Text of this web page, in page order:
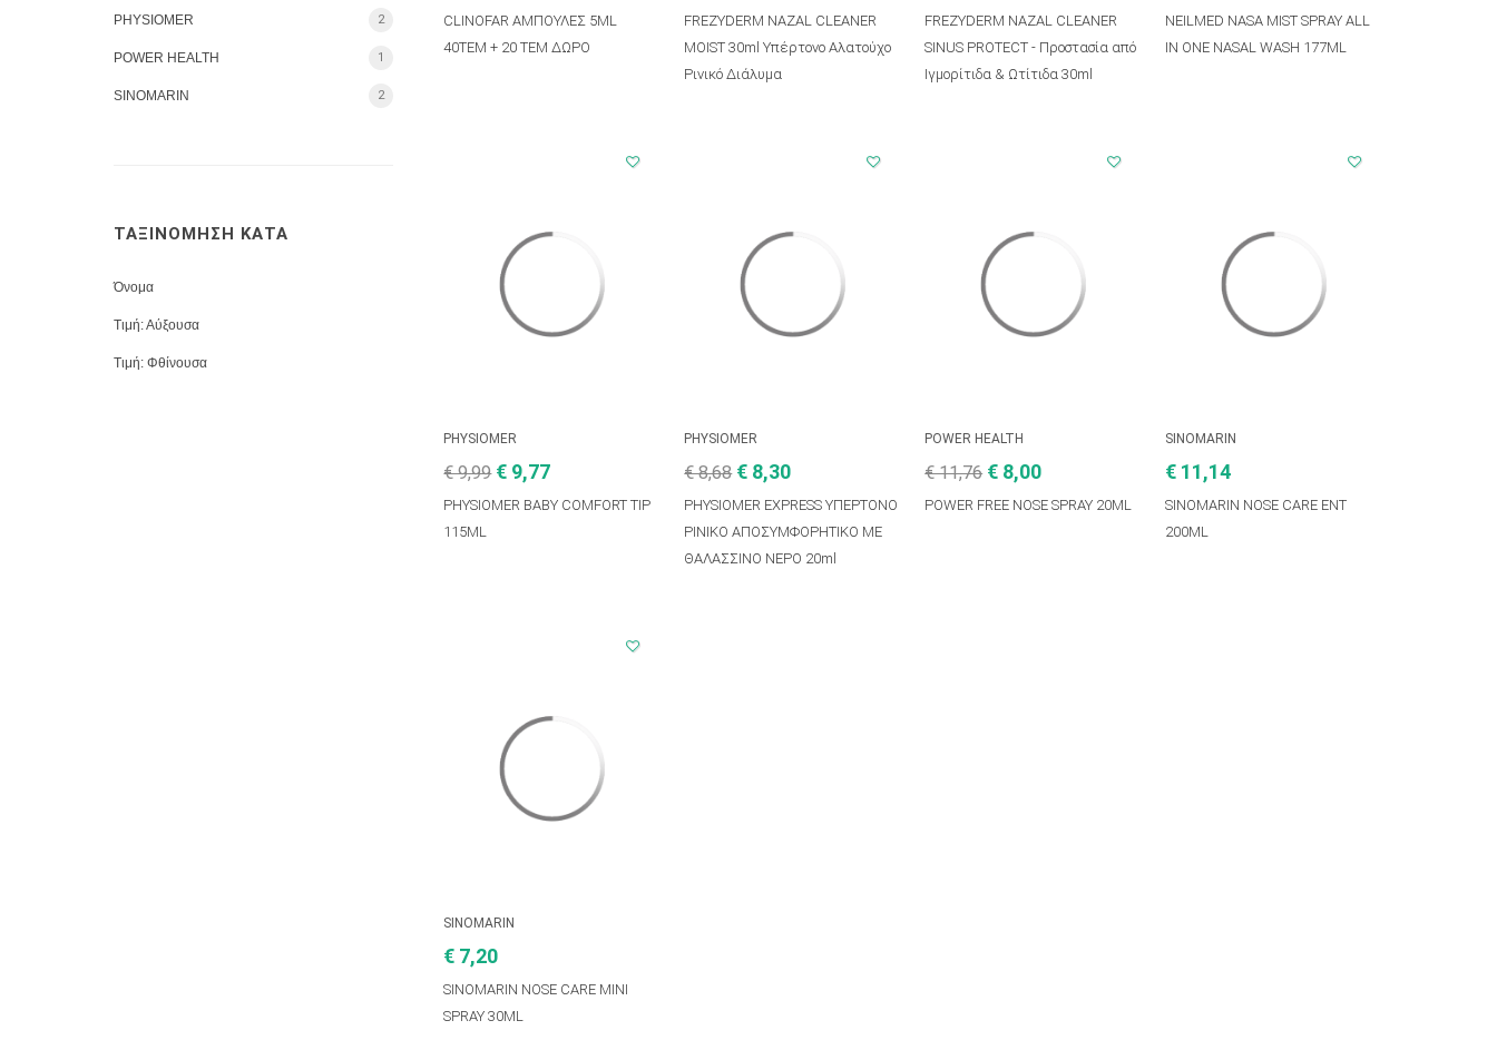
PHYSIOMER 2
POWER HEALTH 1
SINOMARIN 2
ΤΑΞΙΝΟΜΗΣΗ ΚΑΤΑ
Όνομα
Τιμή: Αύξουσα
Τιμή: Φθίνουσα
CLINOFAR ΑΜΠΟΥΛΕΣ 5ML
40ΤΕΜ + 20 ΤΕΜ ΔΩΡΟ
FREZYDERM NAZAL CLEANER
MOIST 30ml Υπέρτονο Αλατούχο
Ρινικό Διάλυμα
FREZYDERM NAZAL CLEANER
SINUS PROTECT - Προστασία από
Ιγμορίτιδα & Ωτίτιδα 30ml
NEILMED NASA MIST SPRAY ALL
IN ONE NASAL WASH 177ML
PHYSIOMER
€ 9,99 € 9,77
PHYSIOMER BABY COMFORT TIP
115ML
PHYSIOMER
€ 8,68 € 8,30
PHYSIOMER EXPRESS ΥΠΕΡΤΟΝΟ
ΡΙΝΙΚΟ ΑΠΟΣΥΜΦΟΡΗΤΙΚΟ ΜΕ
ΘΑΛΑΣΣΙΝΟ ΝΕΡΟ 20ml
POWER HEALTH
€ 11,76 € 8,00
POWER FREE NOSE SPRAY 20ML
SINOMARIN
€ 11,14
SINOMARIN NOSE CARE ENT
200ML
SINOMARIN
€ 7,20
SINOMARIN NOSE CARE MINI
SPRAY 30ML